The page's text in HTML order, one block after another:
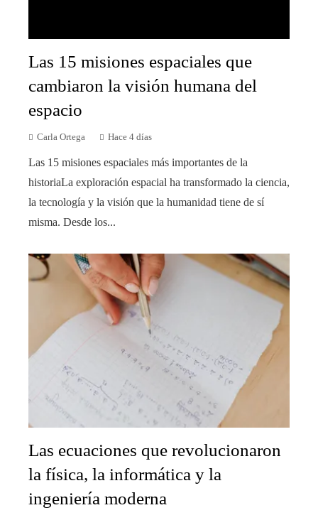
Las 15 misiones espaciales que
cambiaron la visión humana del
espacio
Carla Ortega Hace 4 días
Las 15 misiones espaciales más importantes de la
historiaLa exploración espacial ha transformado la ciencia,
la tecnología y la visión que la humanidad tiene de sí
misma. Desde los...
Las ecuaciones que revolucionaron
la física, la informática y la
ingeniería moderna